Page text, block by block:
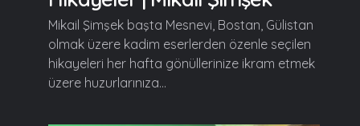
Mikail Şimşek başta Mesnevi, Bostan, Gülistan
olmak üzere kadim eserlerden özenle seçilen
hikayeleri her hafta gönüllerinize ikram etmek
üzere huzurlarınıza...